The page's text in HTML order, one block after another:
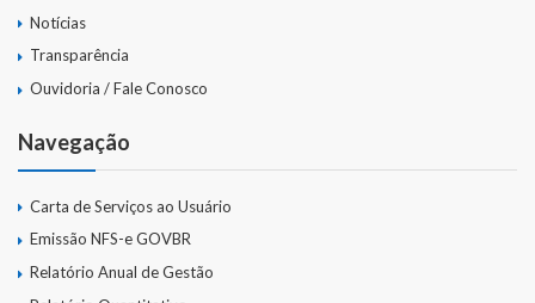
Notícias
Transparência
Ouvidoria / Fale Conosco
Navegação
Carta de Serviços ao Usuário
Emissão NFS-e GOVBR
Relatório Anual de Gestão